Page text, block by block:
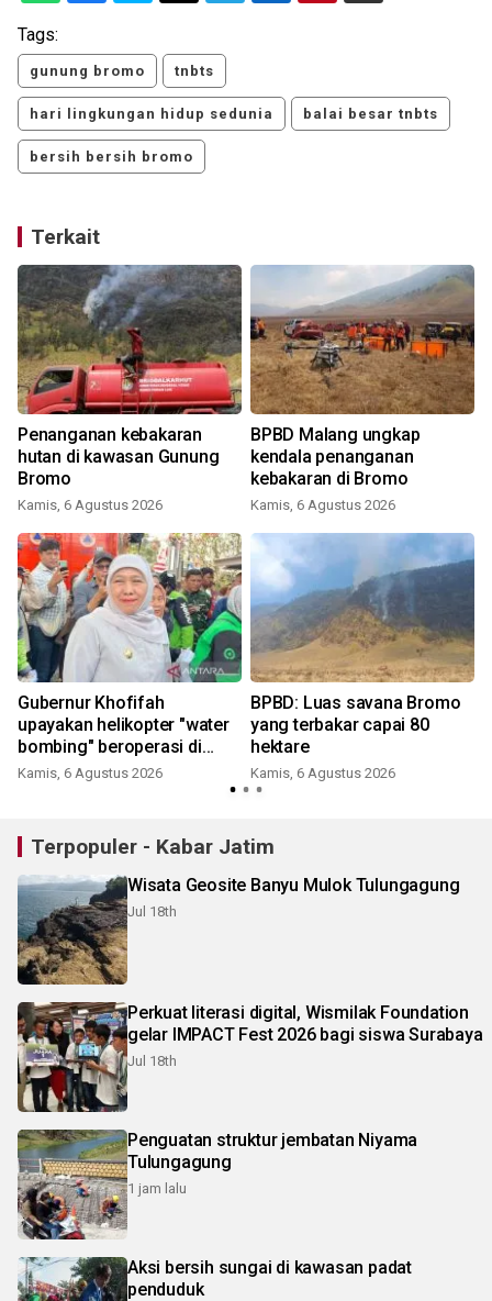
Tags:
gunung bromo tnbts
hari lingkungan hidup sedunia balai besar tnbts
bersih bersih bromo
Terkait
Penanganan kebakaran
hutan di kawasan Gunung
Bromo
Kamis, 6 Agustus 2026
BPBD Malang ungkap
kendala penanganan
kebakaran di Bromo
Kamis, 6 Agustus 2026
Gubernur Khofifah
upayakan helikopter "water
bombing" beroperasi di
Bromo besok
Kamis, 6 Agustus 2026
BPBD: Luas savana Bromo
yang terbakar capai 80
hektare
Kamis, 6 Agustus 2026
Terpopuler - Kabar Jatim
Wisata Geosite Banyu Mulok Tulungagung
Jul 18th
Perkuat literasi digital, Wismilak Foundation
gelar IMPACT Fest 2026 bagi siswa Surabaya
Jul 18th
Penguatan struktur jembatan Niyama
Tulungagung
1 jam lalu
Aksi bersih sungai di kawasan padat
penduduk